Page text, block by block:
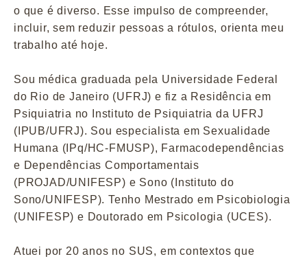
o que é diverso. Esse impulso de compreender,
incluir, sem reduzir pessoas a rótulos, orienta meu
trabalho até hoje.
Sou médica graduada pela Universidade Federal
do Rio de Janeiro (UFRJ) e fiz a Residência em
Psiquiatria no Instituto de Psiquiatria da UFRJ
(IPUB/UFRJ). Sou especialista em Sexualidade
Humana (IPq/HC-FMUSP), Farmacodependências
e Dependências Comportamentais
(PROJAD/UNIFESP) e Sono (Instituto do
Sono/UNIFESP). Tenho Mestrado em Psicobiologia
(UNIFESP) e Doutorado em Psicologia (UCES).
Atuei por 20 anos no SUS, em contextos que